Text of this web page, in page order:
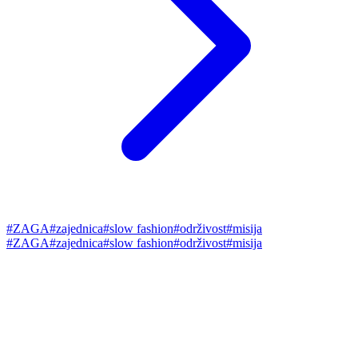
#ZAGA#zajednica#slow fashion#održivost#misija
#ZAGA#zajednica#slow fashion#održivost#misija